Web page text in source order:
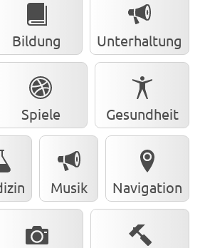
Bildung Unterhaltung
Spiele Gesundheit
Musik Navigation